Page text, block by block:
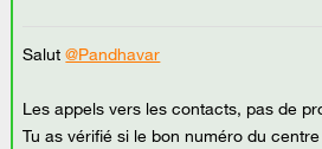
Salut@Pandhavar
Les appels vers les contacts, pas de
Tu as vérifié si le bon numéro du